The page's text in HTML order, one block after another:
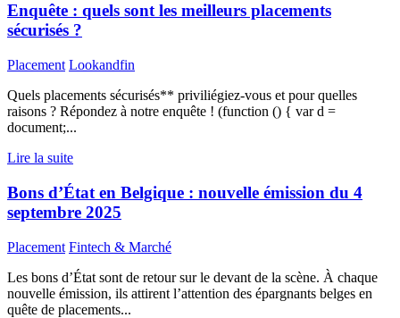
Enquête : quels sont les meilleurs placements
sécurisés ?
Placement Lookandfin
Quels placements sécurisés** priviliégiez-vous et pour quelles
raisons ? Répondez à notre enquête ! (function () { var d =
document;...
Lire la suite
Bons d’État en Belgique : nouvelle émission du 4
septembre 2025
Placement Fintech & Marché
Les bons d’État sont de retour sur le devant de la scène. À chaque
nouvelle émission, ils attirent l’attention des épargnants belges en
quête de placements...